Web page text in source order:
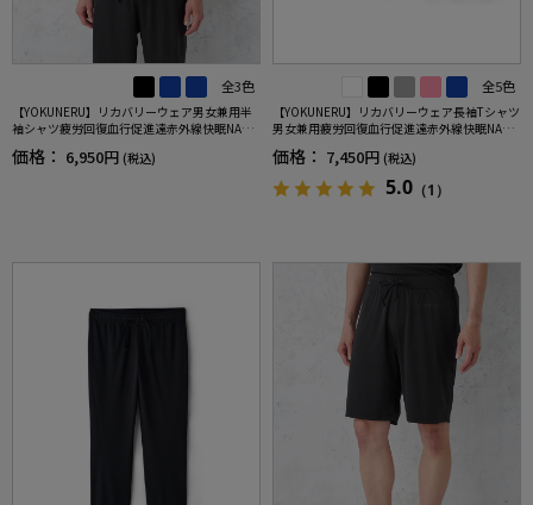
全3色
【YOKUNERU】リカバリーウェア男女兼用半
袖シャツ疲労回復血行促進遠赤外線快眠NANO
MIX(R)【一般医療機器】SS～LLサイズ
価格： 6,950円 (税込)
全5色
【YOKUNERU】リカバリーウェア長袖Tシャツ
男女兼用疲労回復血行促進遠赤外線快眠NANO
MIX(R)【一般医療機器】SS～LLサイズ
価格： 7,450円 (税込)
5.0 （1）